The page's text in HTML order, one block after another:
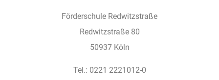
Förderschule Redwitzstraße
Redwitzstraße 80
50937 Köln
Tel.: 0221 2221012-0